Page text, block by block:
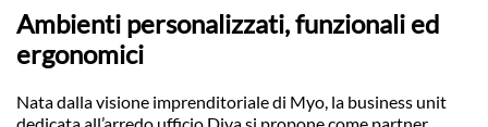
Ambienti personalizzati, funzionali ed
ergonomici
Nata dalla visione imprenditoriale di Myo, la business unit